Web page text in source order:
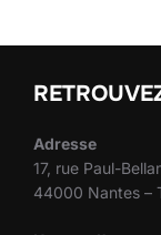
Adresse
17, rue Paul-
44000 Nantes –